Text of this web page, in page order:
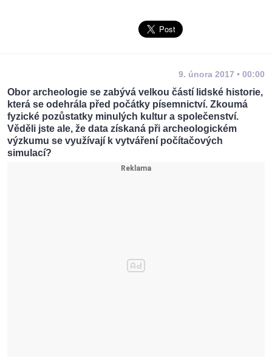
9. února 2017 • 00:00
Obor archeologie se zabývá velkou částí lidské historie,
která se odehrála před počátky písemnictví. Zkoumá
fyzické pozůstatky minulých kultur a společenství.
Věděli jste ale, že data získaná při archeologickém
výzkumu se využívají k vytváření počítačových
simulací?